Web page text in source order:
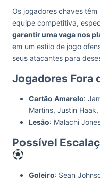
Os jogadores chaves
equipe competitiva,
garantir uma vaga nos
em um estilo de jogo
seus atacantes para
Jogadores Fora
Cartão Amarelo:
Martins, Justin
Lesão: Malachi
Possível
Goleiro: Sean